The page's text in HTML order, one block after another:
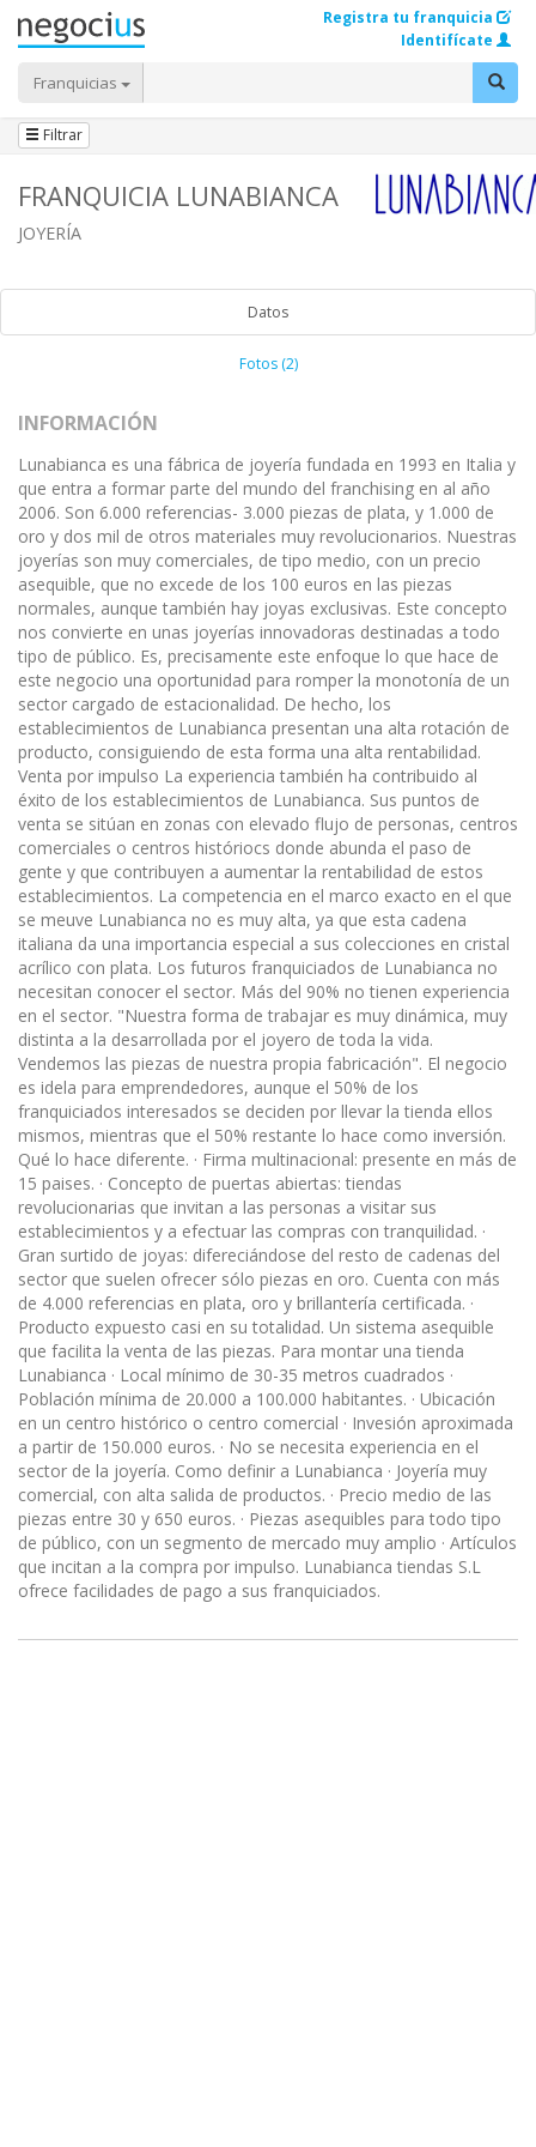
Franquicias
Registra tu franquicia
Identifícate
Filtrar
FRANQUICIA LUNABIANCA
JOYERÍA
Datos
Fotos (2)
INFORMACIÓN
Lunabianca es una fábrica de joyería fundada en 1993 en Italia y
que entra a formar parte del mundo del franchising en al año
2006. Son 6.000 referencias- 3.000 piezas de plata, y 1.000 de
oro y dos mil de otros materiales muy revolucionarios. Nuestras
joyerías son muy comerciales, de tipo medio, con un precio
asequible, que no excede de los 100 euros en las piezas
normales, aunque también hay joyas exclusivas. Este concepto
nos convierte en unas joyerías innovadoras destinadas a todo
tipo de público. Es, precisamente este enfoque lo que hace de
este negocio una oportunidad para romper la monotonía de un
sector cargado de estacionalidad. De hecho, los
establecimientos de Lunabianca presentan una alta rotación de
producto, consiguiendo de esta forma una alta rentabilidad.
Venta por impulso La experiencia también ha contribuido al
éxito de los establecimientos de Lunabianca. Sus puntos de
venta se sitúan en zonas con elevado flujo de personas, centros
comerciales o centros históriocs donde abunda el paso de
gente y que contribuyen a aumentar la rentabilidad de estos
establecimientos. La competencia en el marco exacto en el que
se meuve Lunabianca no es muy alta, ya que esta cadena
italiana da una importancia especial a sus colecciones en cristal
acrílico con plata. Los futuros franquiciados de Lunabianca no
necesitan conocer el sector. Más del 90% no tienen experiencia
en el sector. "Nuestra forma de trabajar es muy dinámica, muy
distinta a la desarrollada por el joyero de toda la vida.
Vendemos las piezas de nuestra propia fabricación". El negocio
es idela para emprendedores, aunque el 50% de los
franquiciados interesados se deciden por llevar la tienda ellos
mismos, mientras que el 50% restante lo hace como inversión.
Qué lo hace diferente. · Firma multinacional: presente en más de
15 paises. · Concepto de puertas abiertas: tiendas
revolucionarias que invitan a las personas a visitar sus
establecimientos y a efectuar las compras con tranquilidad. ·
Gran surtido de joyas: difereciándose del resto de cadenas del
sector que suelen ofrecer sólo piezas en oro. Cuenta con más
de 4.000 referencias en plata, oro y brillantería certificada. ·
Producto expuesto casi en su totalidad. Un sistema asequible
que facilita la venta de las piezas. Para montar una tienda
Lunabianca · Local mínimo de 30-35 metros cuadrados ·
Población mínima de 20.000 a 100.000 habitantes. · Ubicación
en un centro histórico o centro comercial · Invesión aproximada
a partir de 150.000 euros. · No se necesita experiencia en el
sector de la joyería. Como definir a Lunabianca · Joyería muy
comercial, con alta salida de productos. · Precio medio de las
piezas entre 30 y 650 euros. · Piezas asequibles para todo tipo
de público, con un segmento de mercado muy amplio · Artículos
que incitan a la compra por impulso. Lunabianca tiendas S.L
ofrece facilidades de pago a sus franquiciados.